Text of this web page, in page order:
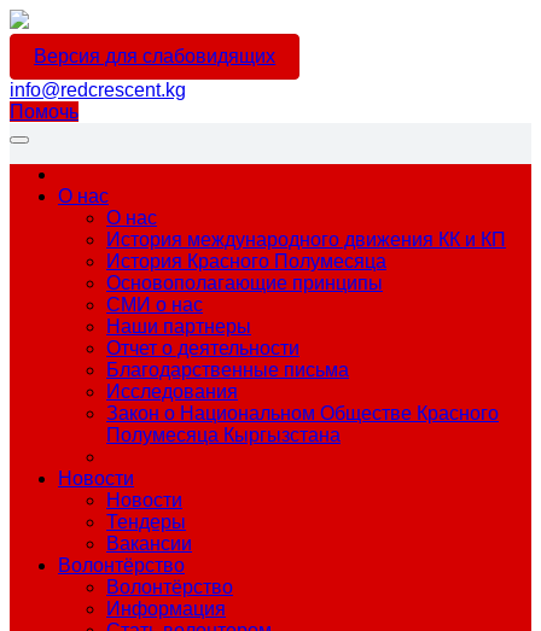
Версия для слабовидящих
info@redcrescent.kg
Помочь
О нас
О нас
История международного движения КК и КП
История Красного Полумесяца
Основополагающие принципы
СМИ о нас
Наши партнеры
Отчет о деятельности
Благодарственные письма
Исследования
Закон о Национальном Обществе Красного
Полумесяца Кыргызстана
Новости
Новости
Тендеры
Вакансии
Волонтёрство
Волонтёрство
Информация